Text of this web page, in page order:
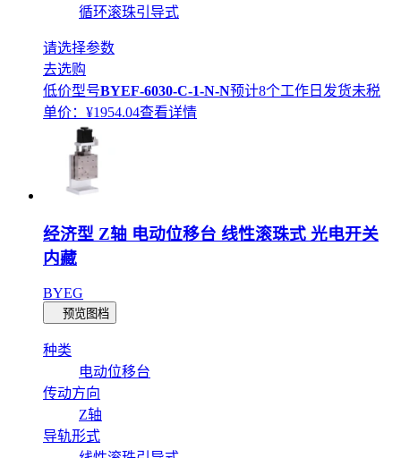
循环滚珠引导式
请选择参数
去选购
低价型号BYEF-6030-C-1-N-N预计8个工作日发货未税
单价：¥1954.04查看详情
经济型 Z轴 电动位移台 线性滚珠式 光电开关
内藏
BYEG
预览图档
种类
电动位移台
传动方向
Z轴
导轨形式